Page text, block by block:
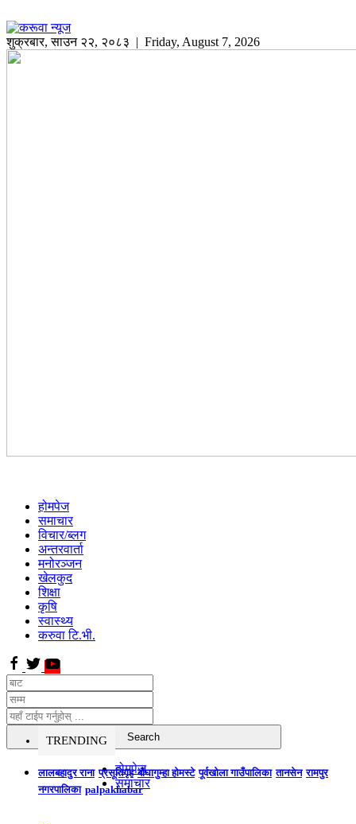
शुक्रबार,साउन २२, २०८३ | Friday, August 7, 2026
होमपेज
समाचार
विचार/ब्लग
अन्तरवार्ता
मनोरञ्जन
खेलकुद
शिक्षा
कृषि
स्वास्थ्य
करुवा टि.भी.
TRENDING
लालबहादुर राना प्रसूतिगृह बौघागुम्हा होमस्टे पूर्वखोला गाउँपालिका तानसेन रामपुर
नगरपालिका palpakhabar
होमपेज
समाचार